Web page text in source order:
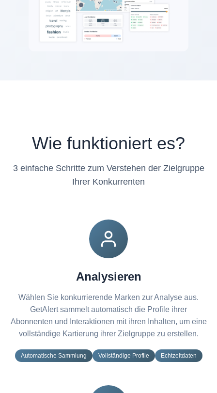
Wie funktioniert es?
3 einfache Schritte zum Verstehen der Zielgruppe
Ihrer Konkurrenten
Analysieren
Wählen Sie konkurrierende Marken zur Analyse aus.
GetAlert sammelt automatisch die Profile ihrer
Abonnenten und Interaktionen mit ihren Inhalten, um eine
vollständige Kartierung ihrer Zielgruppe zu erstellen.
Automatische Sammlung Vollständige Profile Echtzeitdaten